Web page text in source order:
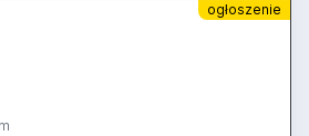
ogłoszenie